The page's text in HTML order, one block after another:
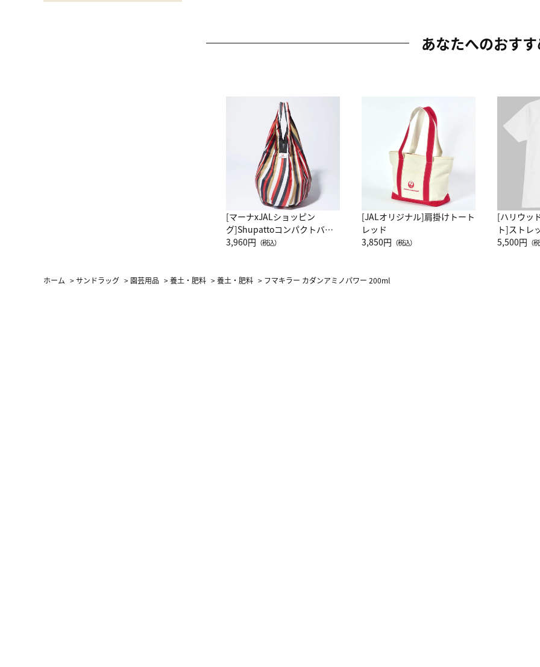
あなたへのおす
[マーナxJALショッピン
グ]Shupattoコンパクトバッ
グ Drop JAL客室乗務員
3,960円 （税込）
[JALオリジナル]肩掛けトート
レッド
3,850円 （税込）
[ハリウッ
ト]ストレ
ーネック別
5,500円 （
ホーム >サンドラッグ > 園芸用品 >養土・肥料 >養土・肥料 > フマキラー カダンアミノパワー 200ml